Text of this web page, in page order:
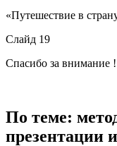
«Путешествие в
Слайд 19
Спасибо за внимание !
По теме:
презентации